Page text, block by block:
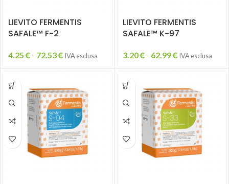
LIEVITO FERMENTIS
SAFALE™ F-2
4.25 € - 72.53€ IVA esclusa
LIEVITO FERMENTIS
SAFALE™ K-97
3.20€ - 62.99€ IVA esclusa